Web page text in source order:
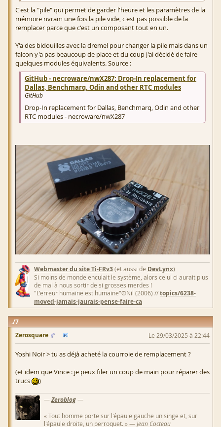
C'est la "pile" qui permet de garder l'heure et les paramètres de la
mémoire nvram une fois la pile vide, c'est pas possible de la
remplacer parce que c'est un composant tout en un.
Y'a des bidouilles avec la dremel pour changer la pile mais dans un
falcon y'a pas beaucoup de place et du coup j'ai décidé de faire
quelques modules équivalents. Source :
GitHub - necroware/nwX287: Drop-In replacement for
Dallas, Benchmarq, Odin and other RTC modules
GitHub
Drop-In replacement for Dallas, Benchmarq, Odin and other
RTC modules - necroware/nwX287
Webmaster du site Ti-FRv3(et aussi de DevLynx)
Si moins de monde enculait le système, alors celui ci aurait plus
de mal à nous sortir de si grosses merdes !
"L'erreur humaine est humaine"©Nil (2006) //topics/6238-
moved-jamais-jaurais-pense-faire-ca
7
Zerosquare
Le 29/03/2025 à 22:44
Yoshi Noir > tu as déjà acheté la courroie de remplacement ?
(et idem que Vince : je peux filer un coup de main pour réparer des
trucs
)
—Zeroblog—
« Tout homme porte sur l'épaule gauche un singe et, sur
l'épaule droite, un perroquet. » — Jean Cocteau